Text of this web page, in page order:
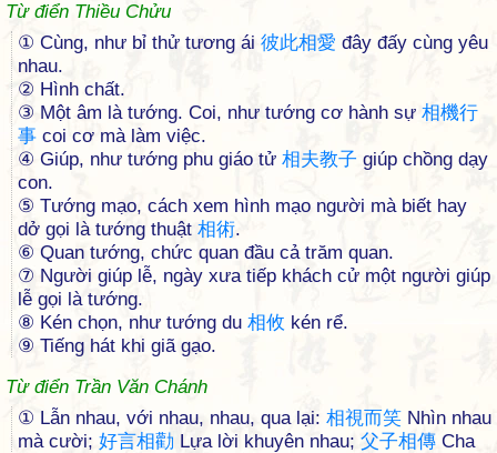
Từ điển Thiều Chửu
① Cùng, như bỉ thử tương ái 彼此相愛 đây đấy cùng yêu
nhau.
② Hình chất.
③ Một âm là tướng. Coi, như tướng cơ hành sự 相機行
事 coi cơ mà làm việc.
④ Giúp, như tướng phu giáo tử 相夫教子 giúp chồng dạy
con.
⑤ Tướng mạo, cách xem hình mạo người mà biết hay
dở gọi là tướng thuật 相術.
⑥ Quan tướng, chức quan đầu cả trăm quan.
⑦ Người giúp lễ, ngày xưa tiếp khách cử một người giúp
lễ gọi là tướng.
⑧ Kén chọn, như tướng du 相攸 kén rể.
⑨ Tiếng hát khi giã gạo.
Từ điển Trần Văn Chánh
① Lẫn nhau, với nhau, nhau, qua lại: 相視而笑 Nhìn nhau
mà cười; 好言相勸 Lựa lời khuyên nhau; 父子相傳 Cha